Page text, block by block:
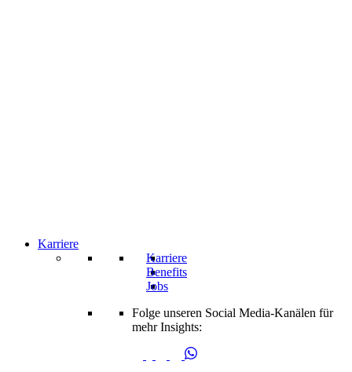
Karriere
Karriere
Benefits
Jobs
Folge unseren Social Media-Kanälen für
mehr Insights: